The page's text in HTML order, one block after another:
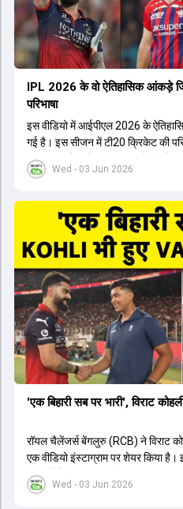
Wed - 03 Jun 2026
IPL 2026 के वो ऐतिहासिक आंकड़े
परिभाषा
इस वीडियो में आईपीएल 2026 के
गई है। इस सीजन में टी20 क्रिकेट की
भारतीय बल्लेबाजों का स्ट्राइक रेट विदेशी
1426 छक्के लगे और 65 बार टीमों ने 200
स्ट्राइक रेट के साथ मोस्ट वैल्युएबल
और बेंगलुरु के प्रदर्शन के साथ-साथ लक्ष्य
के आंकड़ों का भी विश्लेषण किया गया है।
Wed - 03 Jun 2026
'एक बिहारी सब पर भारी', विराट
रॉयल चैलेंजर्स बेंगलुरु (RCB) ने विराट
एक वीडियो इंस्टाग्राम पर शेयर किया है।
सलाह देते हुए कहा, 'एक बिहारी सब पर
पर विश्वास रखने और नकारात्मक बातों